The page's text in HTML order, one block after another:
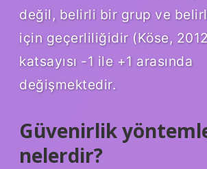
değil, belirli bir grup ve
için geçerliliğidir (Köse,
katsayısı -1 ile +1 arasında
değişmektedir.
Güvenirlik
nelerdir?